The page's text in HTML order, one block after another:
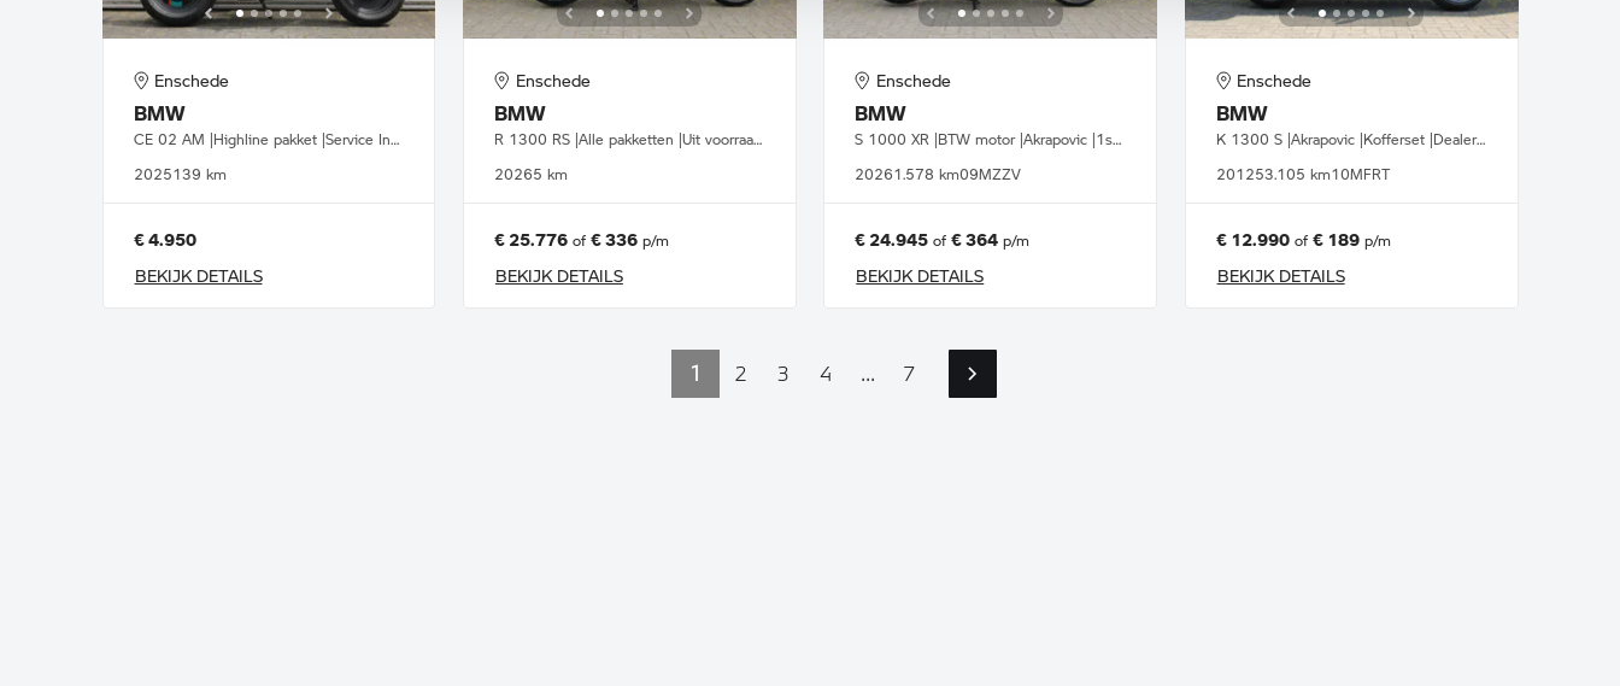
Enschede
BMW
CE 02 AM |Highline pakket |Service Inclusive
2025139 km
€ 4.950
BEKIJK DETAILS
Enschede
BMW
R 1300 RS |Alle pakketten |Uit voorraad leverbaar
20265 km
€ 25.776of € 336p/m
BEKIJK DETAILS
Enschede
BMW
S 1000 XR |BTW motor |Akrapovic |1ste eigenaar
20261.578 km09MZZV
€ 24.945 of€ 364 p/m
BEKIJK DETAILS
Enschede
BMW
K 1300 S |Akrapovic |Kofferset |Dealer onderhouden
201253.105 km10MFRT
€ 12.990of € 189p/m
BEKIJK DETAILS
1 2 3 4 ... 7